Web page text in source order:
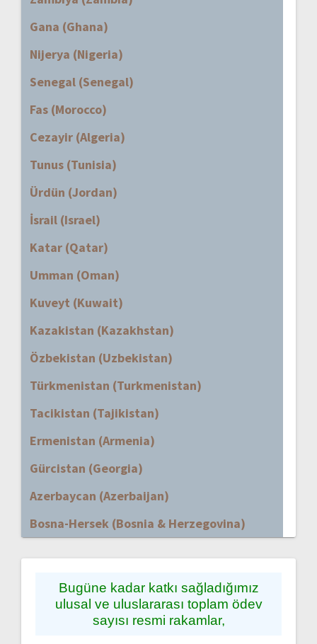
Gana (Ghana)
Nijerya (Nigeria)
Senegal (Senegal)
Fas (Morocco)
Cezayir (Algeria)
Tunus (Tunisia)
Ürdün (Jordan)
İsrail (Israel)
Katar (Qatar)
Umman (Oman)
Kuveyt (Kuwait)
Kazakistan (Kazakhstan)
Özbekistan (Uzbekistan)
Türkmenistan (Turkmenistan)
Tacikistan (Tajikistan)
Ermenistan (Armenia)
Gürcistan (Georgia)
Azerbaycan (Azerbaijan)
Bosna-Hersek (Bosnia & Herzegovina)
Bugüne kadar katkı sağladığımız
ulusal ve uluslararası toplam ödev
sayısı resmi rakamlar,